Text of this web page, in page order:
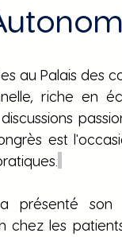
au Palais des
riche en
est
présenté son
chez les